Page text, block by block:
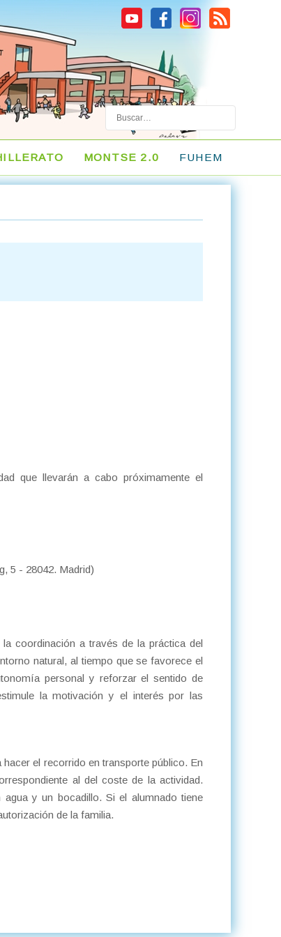
Buscar
MONTSE 2.0 FUHEM
que llevarán a cabo próximamente el
5 - 28042. Madrid)
coordinación a través de la práctica del
natural, al tiempo que se favorece el
personal y reforzar el sentido de
la motivación y el interés por las
el recorrido en transporte público. En
al del coste de la actividad.
y un bocadillo. Si el alumnado tiene
de la familia.